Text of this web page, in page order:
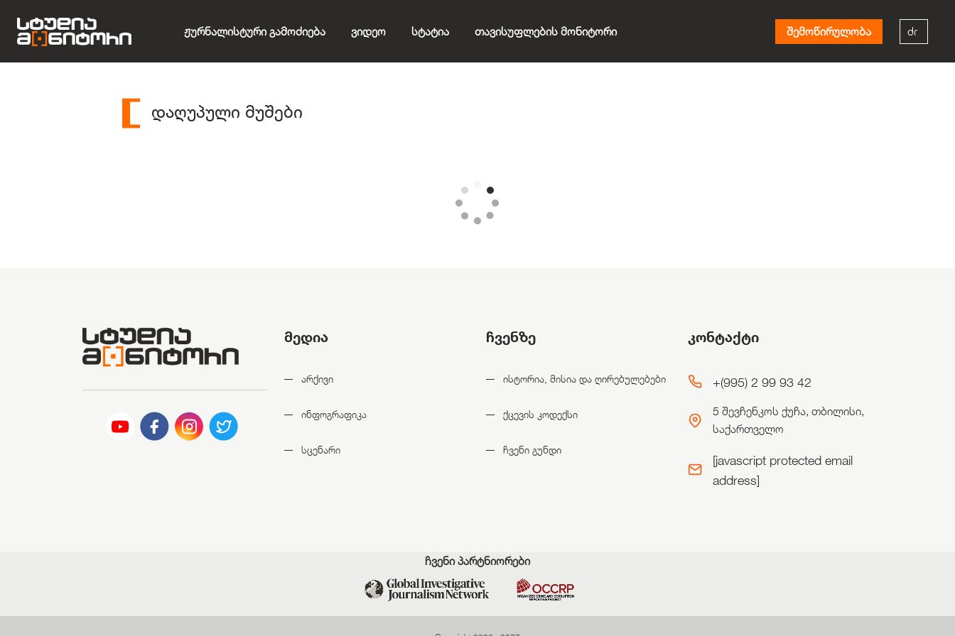
Ჟურნალისტური Გამოძიება Ვიდეო Სტატია Თავისუფლების Მონიტორი შემოწირულობა
დაღუპული მუშები
მედია
არქივი
ინფოგრაფიკა
სცენარი
ჩვენზე
ისტორია, მისია და ღირებულებები
ქცევის კოდექსი
ჩვენი გუნდი
კონტაქტი
+(995) 2 99 93 42
5 შევჩენკოს ქუჩა, თბილისი,
საქართველო
[javascript protected email
address]
ჩვენი პარტნიორები